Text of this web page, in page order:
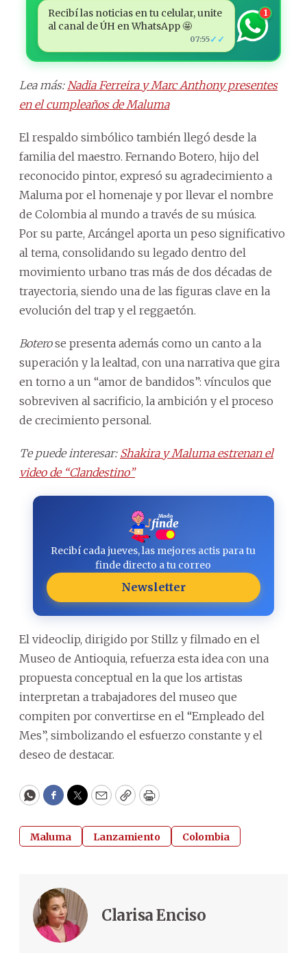
Recibí las noticias en tu celular, unite
al canal de ÚH en WhatsApp 🤩
07:55✓✓
1
Lea más:Nadia Ferreira y Marc Anthony presentes
en el cumpleaños de Maluma
El respaldo simbólico también llegó desde la
familia del maestro. Fernando Botero, hijo del
reconocido pintor, expresó su agradecimiento a
Maluma por el homenaje y por llevar el nombre
de Colombia al mundo a través de su música.
Por su parte, Arcángel aporta un peso significativo
al tema, consolidando su legado dentro del
movimiento urbano tras más de dos décadas de
trayectoria, siendo una de las figuras clave en la
evolución del trap y el reggaetón.
Boterose presenta además como un canto a la
superación y la lealtad, con una narrativa que gira
en torno a un “amor de bandidos”: vínculos que
sobreviven al sacrificio, la ambición y el proceso
de crecimiento personal.
Te puede interesar: Shakira y Maluma estrenan el
video de “Clandestino”
Recibí cada jueves, las mejores actis para tu
finde directo a tu correo
Newsletter
El videoclip, dirigido por Stillz y filmado en el
Museo de Antioquia, refuerza esta idea con una
propuesta conceptual en la que los artistas
interpretan a trabajadores del museo que
compiten por convertirse en el “Empleado del
Mes”, simbolizando el esfuerzo constante y el
deseo de destacar.
WhatsApp
Facebook
Twitter
EmailCopyPrint
Maluma Lanzamiento Colombia
Clarisa Enciso